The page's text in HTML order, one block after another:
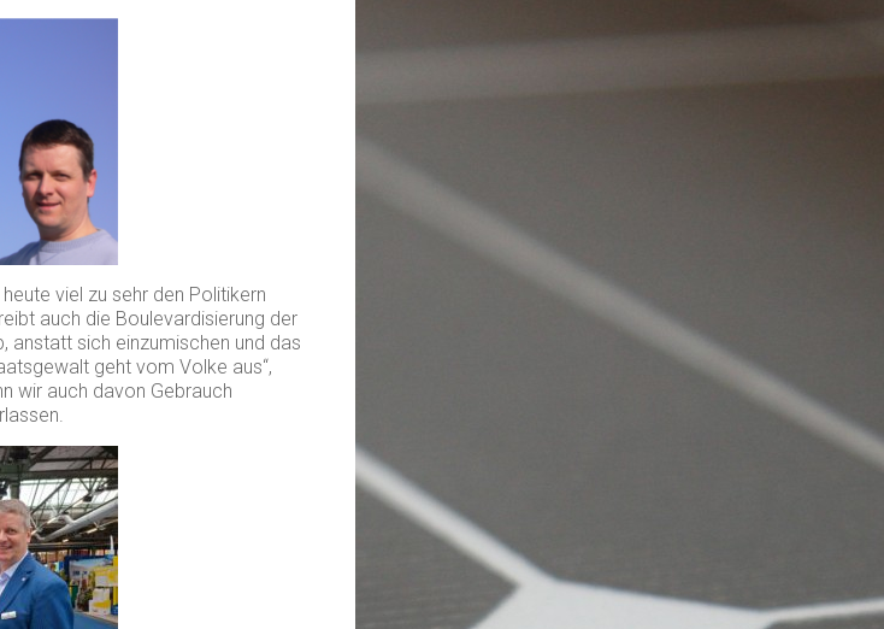
viel zu sehr den Politikern
auch die Boulevardisierung der
anstatt sich einzumischen und das
geht vom Volke aus“,
wir auch davon Gebrauch